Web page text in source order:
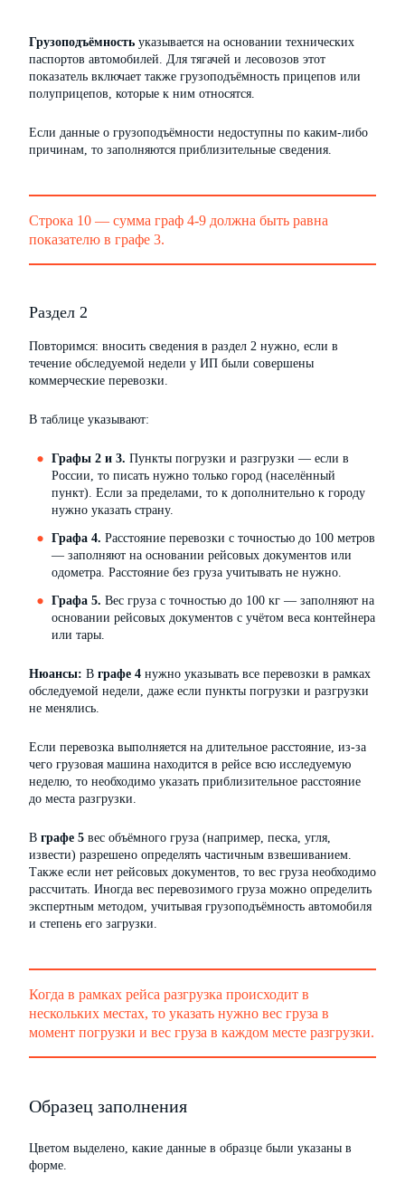
Грузоподъёмность указывается на основании технических
паспортов автомобилей. Для тягачей и лесовозов этот
показатель включает также грузоподъёмность прицепов или
полуприцепов, которые к ним относятся.
Если данные о грузоподъёмности недоступны по каким-либо
причинам, то заполняются приблизительные сведения.
Строка 10 — сумма граф 4-9 должна быть равна
показателю в графе 3.
Раздел 2
Повторимся: вносить сведения в раздел 2 нужно, если в
течение обследуемой недели у ИП были совершены
коммерческие перевозки.
В таблице указывают:
Графы 2 и 3. Пункты погрузки и разгрузки — если в
России, то писать нужно только город (населённый
пункт). Если за пределами, то к дополнительно к городу
нужно указать страну.
Графа 4. Расстояние перевозки с точностью до 100 метров
— заполняют на основании рейсовых документов или
одометра. Расстояние без груза учитывать не нужно.
Графа 5. Вес груза с точностью до 100 кг — заполняют на
основании рейсовых документов с учётом веса контейнера
или тары.
Нюансы: В графе 4 нужно указывать все перевозки в рамках
обследуемой недели, даже если пункты погрузки и разгрузки
не менялись.
Если перевозка выполняется на длительное расстояние, из-за
чего грузовая машина находится в рейсе всю исследуемую
неделю, то необходимо указать приблизительное расстояние
до места разгрузки.
В графе 5 вес объёмного груза (например, песка, угля,
извести) разрешено определять частичным взвешиванием.
Также если нет рейсовых документов, то вес груза необходимо
рассчитать. Иногда вес перевозимого груза можно определить
экспертным методом, учитывая грузоподъёмность автомобиля
и степень его загрузки.
Когда в рамках рейса разгрузка происходит в
нескольких местах, то указать нужно вес груза в
момент погрузки и вес груза в каждом месте разгрузки.
Образец заполнения
Цветом выделено, какие данные в образце были указаны в
форме.